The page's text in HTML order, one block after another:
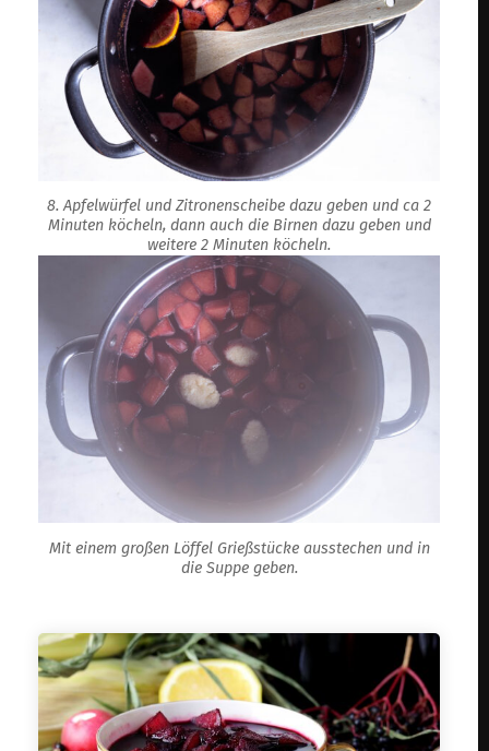
8. Apfelwürfel und Zitronenscheibe dazu geben und ca 2
Minuten köcheln, dann auch die Birnen dazu geben und
weitere 2 Minuten köcheln.
Mit einem großen Löffel Grießstücke ausstechen und in
die Suppe geben.